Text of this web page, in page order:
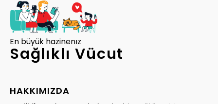
En büyük hazinenız
Sağlıklı Vücut
HAKKIMIZDA